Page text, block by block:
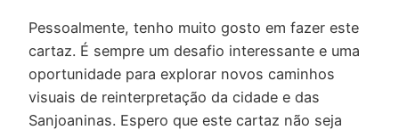
Pessoalmente, tenho muito gosto em fazer este
cartaz. É sempre um desafio interessante e uma
oportunidade para explorar novos caminhos
visuais de reinterpretação da cidade e das
Sanjoaninas. Espero que este cartaz não seja